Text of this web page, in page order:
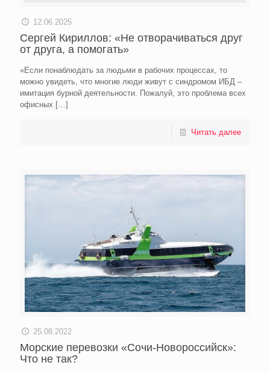
12.06.2025
Сергей Кириллов: «Не отворачиваться друг
от друга, а помогать»
«Если понаблюдать за людьми в рабочих процессах, то
можно увидеть, что многие люди живут с синдромом ИБД –
имитация бурной деятельности. Пожалуй, это проблема всех
офисных […]
Читать далее
25.08.2022
Морские перевозки «Сочи-Новороссийск»:
Что не так?